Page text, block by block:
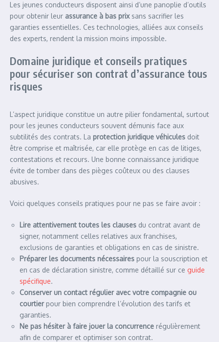
Les jeunes conducteurs disposent ainsi d’une panoplie d’outils
pour obtenir leur assurance à bas prixsans sacrifier les
garanties essentielles. Ces technologies, alliées aux conseils
des experts, rendent la mission moins impossible.
Domaine juridique et conseils pratiques
pour sécuriser son contrat d’assurance tous
risques
L’aspect juridique constitue un autre pilier fondamental, surtout
pour les jeunes conducteurs souvent démunis face aux
subtilités des contrats. La protection juridique véhicules doit
être comprise et maîtrisée, car elle protège en cas de litiges,
contestations et recours. Une bonne connaissance juridique
évite de tomber dans des pièges coûteux ou des clauses
abusives.
Voici quelques conseils pratiques pour ne pas se faire avoir :
Lire attentivement toutes les clauses du contrat avant de
signer, notamment celles relatives aux franchises,
exclusions de garanties et obligations en cas de sinistre.
Préparer les documents nécessaires pour la souscription et
en cas de déclaration sinistre, comme détaillé sur ce guide
spécifique.
Conserver un contact régulier avec votre compagnie ou
courtierpour bien comprendre l’évolution des tarifs et
garanties.
Ne pas hésiter à faire jouer la concurrence régulièrement
afin de comparer et optimiser son contrat.